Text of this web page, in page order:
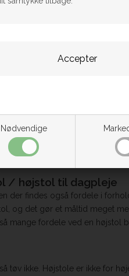
Nødvendige
svaret. Her fås mange
og du kan se det
horisont. Samtidig fylder den
/ højstol til dagpleje
der findes også fordele i
og det gør et måltid meget
mange fordele ved en højstol
tøv ikke. Højstole er ikke for